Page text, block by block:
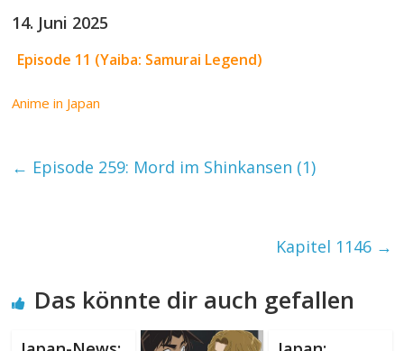
14. Juni 2025
Episode 11 (Yaiba: Samurai Legend)
Anime in Japan
← Episode 259: Mord im Shinkansen (1)
Kapitel 1146 →
Das könnte dir auch gefallen